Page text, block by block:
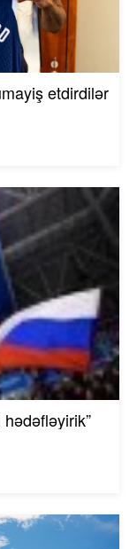
etdirdilər